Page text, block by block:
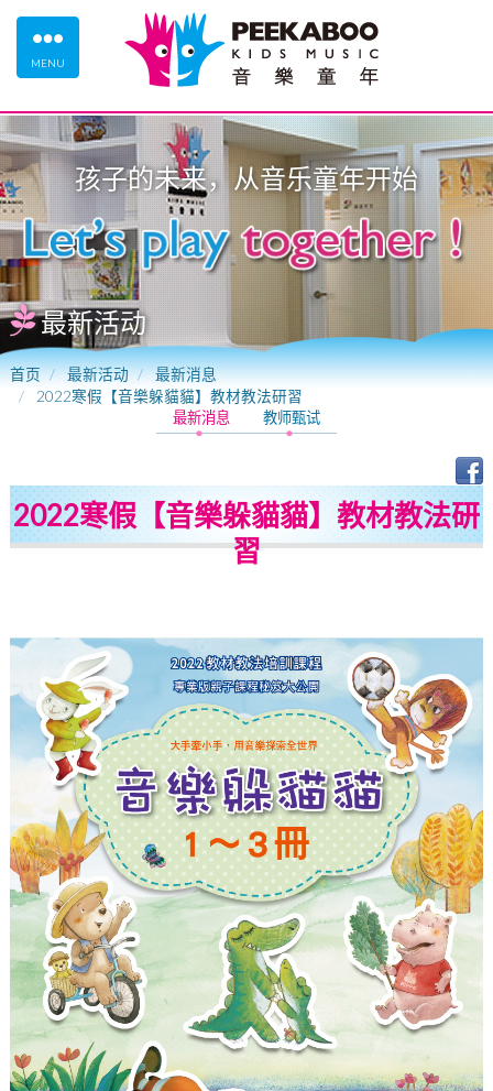
MENU
孩子的未来，从音乐童年开始
首页 最新活动
最新消息
2022寒假【音樂躲貓貓】教材教法研習
最新活动
最新消息 教师甄试
2022寒假【音樂躲貓貓】教材教法研
習